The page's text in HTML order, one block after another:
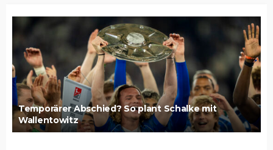
Temporärer Abschied? So plant Schalke mit
Wallentowitz